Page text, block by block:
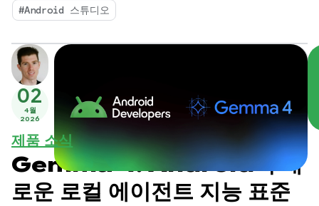
수 있어 고품질 Android 앱을 그 어느 때보다 쉽게 빌
드할 수 있습니다.
#Android 스튜디오
02
4월
2026
제품 소식
Gemma 4: Android의 새
로운 로컬 에이전트 지능 표준